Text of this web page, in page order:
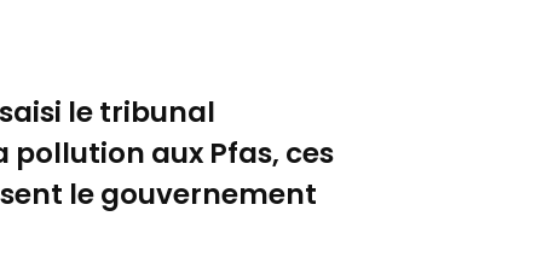
le tribunal
aux Pfas, ces
le gouvernement